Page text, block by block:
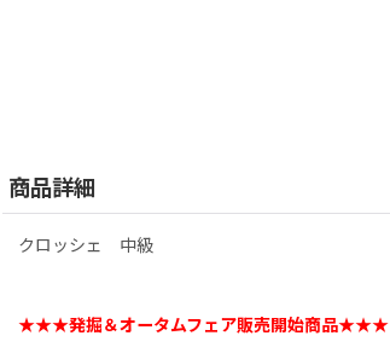
商品詳細
クロッシェ 中級
★★★発掘＆オータムフェア販売開始商品★★★